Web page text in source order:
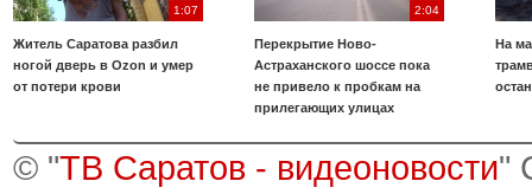
1:07
Житель Саратова разбил
ногой дверь в Ozon и умер
от потери крови
2:04
Перекрытие Ново-
Астраханского шоссе пока
не привело к пробкам на
прилегающих улицах
На
© "ТВ Саратов - видеоновости"